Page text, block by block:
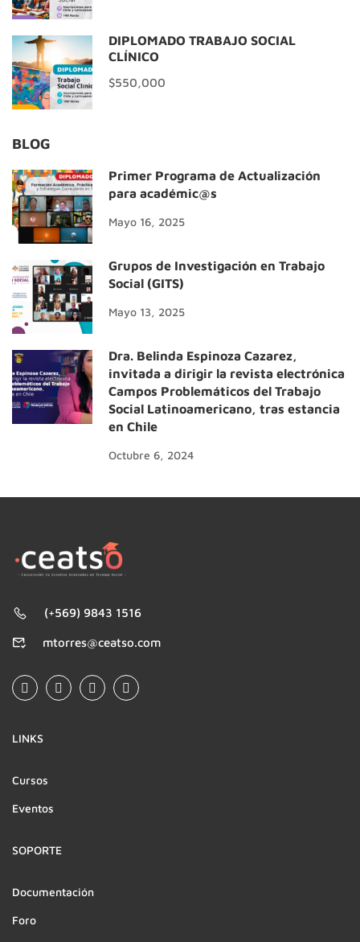
DIPLOMADO TRABAJO SOCIAL
CLÍNICO
$550,000
BLOG
Primer Programa de Actualización
para académic@s
Mayo 16, 2025
Grupos de Investigación en Trabajo
Social (GITS)
Mayo 13, 2025
Dra. Belinda Espinoza Cazarez,
invitada a dirigir la revista electrónica
Campos Problemáticos del Trabajo
Social Latinoamericano, tras estancia
en Chile
Octubre 6, 2024
(+569) 9843 1516
mtorres@ceatso.com
LINKS
Cursos
Eventos
SOPORTE
Documentación
Foro